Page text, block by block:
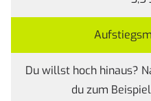
Du willst hoch hinaus?
du zum